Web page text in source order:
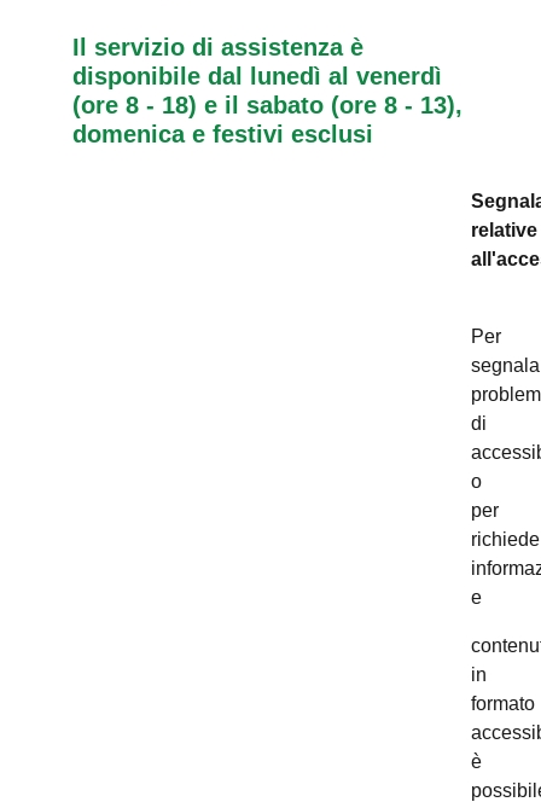
Il servizio di assistenza è
disponibile dal lunedì al venerdì
(ore 8 - 18) e il sabato (ore 8 - 13),
domenica e festivi esclusi
relative
Per
di
o
per
e
in
formato
è